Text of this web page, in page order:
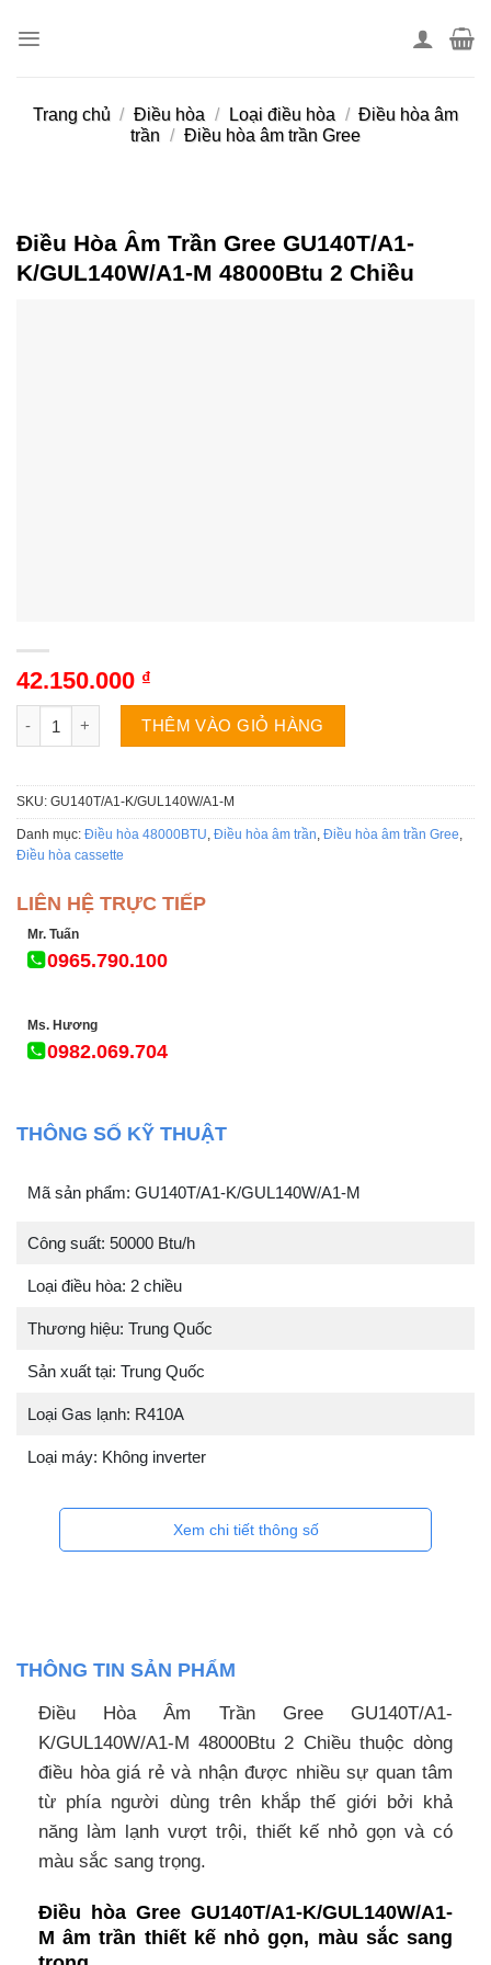
Trang chủ / Điều hòa / Loại điều hòa / Điều hòa âm
trần / Điều hòa âm trần Gree
Điều Hòa Âm Trần Gree GU140T/A1-
K/GUL140W/A1-M 48000Btu 2 Chiều
42.150.000 ₫
Điều Hòa Âm Trần Gree GU140T/A1-K/GUL140W/A1-M
THÊM VÀO GIỎ HÀNG
SKU: GU140T/A1-K/GUL140W/A1-M
Danh mục: Điều hòa 48000BTU, Điều hòa âm trần, Điều hòa âm trần Gree,
Điều hòa cassette
LIÊN HỆ TRỰC TIẾP
Mr. Tuấn
0965.790.100
Ms. Hương
0982.069.704
THÔNG SỐ KỸ THUẬT
Mã sản phẩm: GU140T/A1-K/GUL140W/A1-M
Công suất: 50000 Btu/h
Loại điều hòa: 2 chiều
Thương hiệu: Trung Quốc
Sản xuất tại: Trung Quốc
Loại Gas lạnh: R410A
Loại máy: Không inverter
Xem chi tiết thông số
THÔNG TIN SẢN PHẨM
Điều Hòa Âm Trần Gree GU140T/A1-
K/GUL140W/A1-M 48000Btu 2 Chiều thuộc dòng
điều hòa giá rẻ và nhận được nhiều sự quan tâm
từ phía người dùng trên khắp thế giới bởi khả
năng làm lạnh vượt trội, thiết kế nhỏ gọn và có
màu sắc sang trọng.
Điều hòa Gree GU140T/A1-K/GUL140W/A1-
M âm trần thiết kế nhỏ gọn, màu sắc sang